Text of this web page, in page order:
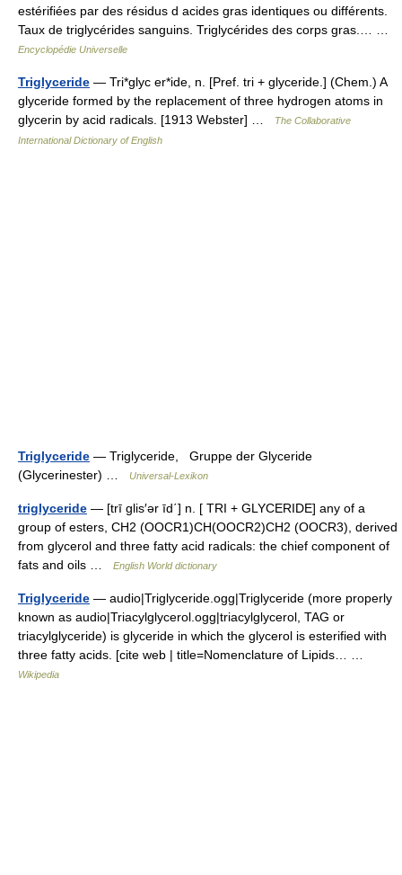
estérifiées par des résidus d acides gras identiques ou différents.
Taux de triglycérides sanguins. Triglycérides des corps gras.… …
Encyclopédie Universelle
Triglyceride — Tri*glyc er*ide, n. [Pref. tri + glyceride.] (Chem.) A
glyceride formed by the replacement of three hydrogen atoms in
glycerin by acid radicals. [1913 Webster] …
The Collaborative
International Dictionary of English
Triglyceride — Triglyceride, Gruppe der Glyceride
(Glycerinester) …
Universal-Lexikon
triglyceride — [trī glis′ər īd΄] n. [ TRI + GLYCERIDE] any of a
group of esters, CH2 (OOCR1)CH(OOCR2)CH2 (OOCR3), derived
from glycerol and three fatty acid radicals: the chief component of
fats and oils …
English World dictionary
Triglyceride — audio|Triglyceride.ogg|Triglyceride (more properly
known as audio|Triacylglycerol.ogg|triacylglycerol, TAG or
triacylglyceride) is glyceride in which the glycerol is esterified with
three fatty acids. [cite web | title=Nomenclature of Lipids… …
Wikipedia